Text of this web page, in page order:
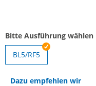
Bitte Ausführung wählen
BL5/RF5
Dazu empfehlen wir